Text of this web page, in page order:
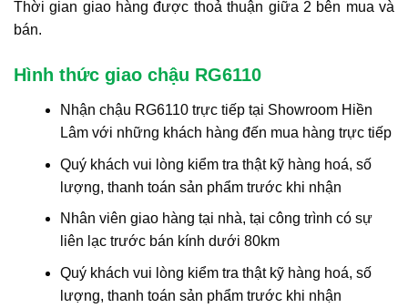
Thời gian giao hàng được thoả thuận giữa 2 bên mua và
bán.
Hình thức giao chậu RG6110
Nhận chậu RG6110 trực tiếp tại Showroom Hiền
Lâm với những khách hàng đến mua hàng trực tiếp
Quý khách vui lòng kiểm tra thật kỹ hàng hoá, số
lượng, thanh toán sản phẩm trước khi nhận
Nhân viên giao hàng tại nhà, tại công trình có sự
liên lạc trước bán kính dưới 80km
Quý khách vui lòng kiểm tra thật kỹ hàng hoá, số
lượng, thanh toán sản phẩm trước khi nhận